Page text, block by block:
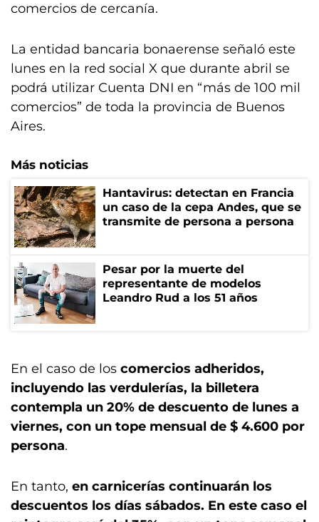
comercios de cercanía.
La entidad bancaria bonaerense señaló este
lunes en la red social X que durante abril se
podrá utilizar Cuenta DNI en “más de 100 mil
comercios” de toda la provincia de Buenos
Aires.
Más noticias
Hantavirus: detectan en Francia
un caso de la cepa Andes, que se
transmite de persona a persona
Pesar por la muerte del
representante de modelos
Leandro Rud a los 51 años
En el caso de los comercios adheridos,
incluyendo las verdulerías, la billetera
contempla un 20% de descuento de lunes a
viernes, con un tope mensual de $ 4.600 por
persona.
En tanto, en carnicerías continuarán los
descuentos los días sábados. En este caso el